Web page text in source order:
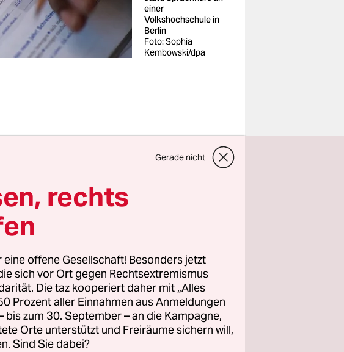
einer
Volkshochschule in
Berlin
Foto: Sophia
Kembowski/dpa
nicht.
für
an der
auf unbestimmte
nach der
wieder Präsenz­
nur sehr
und ihre
davor, ihren Job zu
Gerade nicht
rechts
offene Gesellschaft! Besonders jetzt
sich vor Ort gegen Rechtsextremismus
Die taz kooperiert daher mit „Alles
Prozent aller Einnahmen aus Anmeldungen
bis zum 30. September – an die Kampagne,
Orte unterstützt und Freiräume sichern will,
Sind Sie dabei?